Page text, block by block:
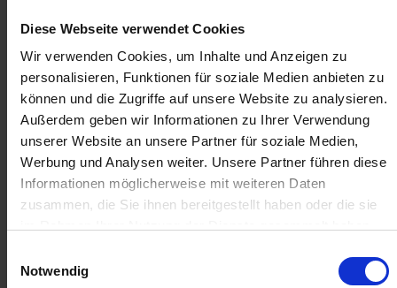
Diese Webseite verwendet Cookies
Wir verwenden Cookies, um Inhalte und Anzeigen zu
personalisieren, Funktionen für soziale Medien anbieten zu
können und die Zugriffe auf unsere Website zu analysieren.
Außerdem geben wir Informationen zu Ihrer Verwendung
unserer Website an unsere Partner für soziale Medien,
Werbung und Analysen weiter. Unsere Partner führen diese
Informationen möglicherweise mit weiteren Daten
zusammen, die Sie ihnen bereitgestellt haben oder die sie
Notwendig
9,39 € / St
9,39 €pro 1 Stück
inkl. 19% MwSt.
Verfügbar
Lieferung voraussichtlich ab 13.08.26
QTY_CONTROL_DECREASE